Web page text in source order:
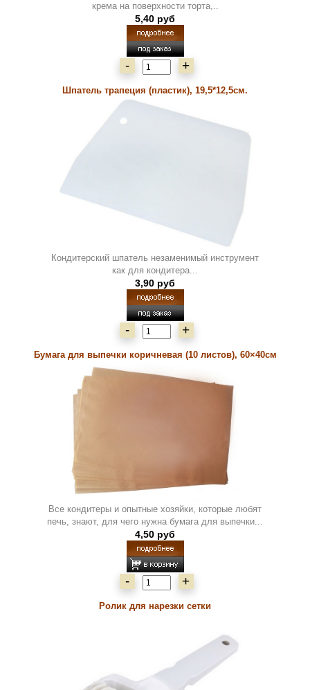
крема на поверхности торта,..
5,40 руб
- +
Шпатель трапеция (пластик), 19,5*12,5см.
Кондитерский шпатель незаменимый инструмент
как для кондитера...
3,90 руб
- +
Бумага для выпечки коричневая (10 листов), 60×40см
Все кондитеры и опытные хозяйки, которые любят
печь, знают, для чего нужна бумага для выпечки...
4,50 руб
- +
Ролик для нарезки сетки